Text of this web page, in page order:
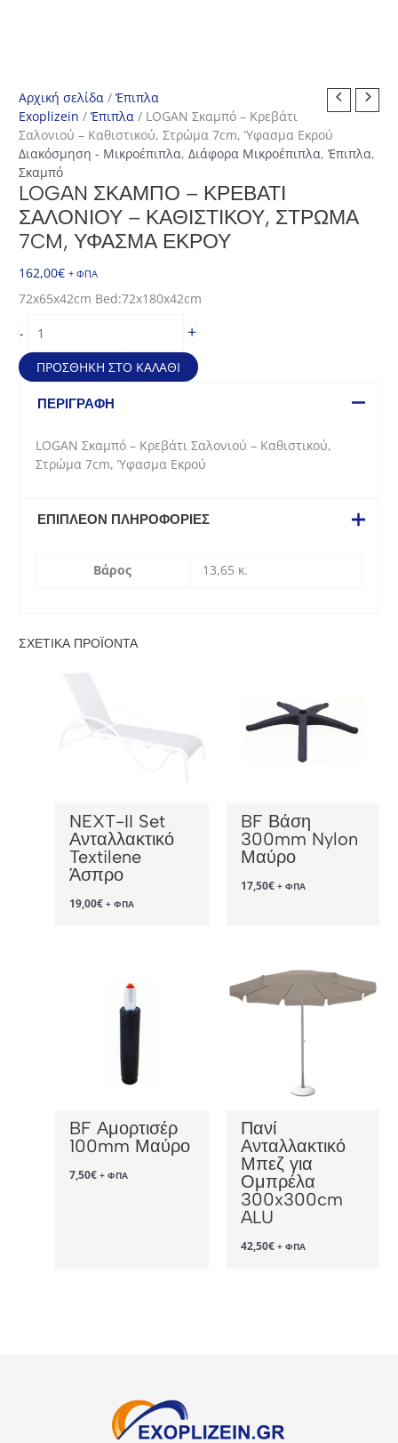
Αρχική σελίδα /Έπιπλα
Exoplizein /Έπιπλα / LOGAN Σκαμπό – Κρεβάτι
Σαλονιού – Καθιστικού, Στρώμα 7cm, Ύφασμα Εκρού
Διακόσμηση - Μικροέπιπλα,Διάφορα Μικροέπιπλα,Έπιπλα,
Σκαμπό
LOGAN ΣΚΑΜΠΌ – ΚΡΕΒΆΤΙ
ΣΑΛΟΝΙΟΎ – ΚΑΘΙΣΤΙΚΟΎ, ΣΤΡΏΜΑ
7CM, ΎΦΑΣΜΑ ΕΚΡΟΎ
162,00€ + ΦΠΑ
72x65x42cm Bed:72x180x42cm
-
Σκαμπό
-
Κρεβάτι
Σαλονιού
Στρώμα
7cm,
ποσότητα
+
ΠΡΟΣΘΉΚΗ ΣΤΟ ΚΑΛΆΘΙ
ΠΕΡΙΓΡΑΦΉ
LOGAN Σκαμπό – Κρεβάτι Σαλονιού – Καθιστικού,
Στρώμα 7cm, Ύφασμα Εκρού
ΕΠΙΠΛΈΟΝ ΠΛΗΡΟΦΟΡΊΕΣ
Βάρος 13,65 κ.
ΣΧΕΤΙΚΆ ΠΡΟΪΌΝΤΑ
NEXT-II Set
Ανταλλακτικό
Textilene
Άσπρο
19,00€ + ΦΠΑ
BF Βάση
300mm Nylon
Μαύρο
17,50€ + ΦΠΑ
BF Αμορτισέρ
100mm Μαύρο
7,50€ + ΦΠΑ
Πανί
Ανταλλακτικό
Μπεζ για
Ομπρέλα
300x300cm
ALU
42,50€ + ΦΠΑ